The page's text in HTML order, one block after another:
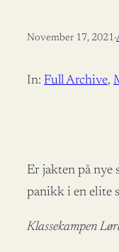
November 17, 2021·
In: Full Archive,
Er jakten på nye
panikk i en elite
Klassekampen